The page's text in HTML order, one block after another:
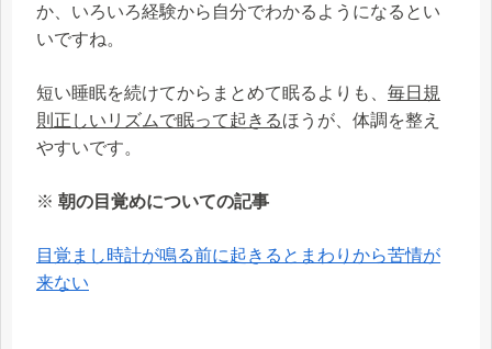
か、いろいろ経験から自分でわかるようになるとい
いですね。
短い睡眠を続けてからまとめて眠るよりも、 毎日規
則正しいリズムで眠って起きるほうが、体調を整え
やすいです。
※ 朝の目覚めについての記事
目覚まし時計が鳴る前に起きるとまわりから苦情が
来ない